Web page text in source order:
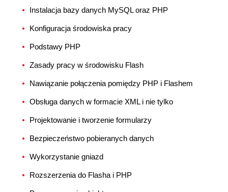
Instalacja bazy danych MySQL oraz PHP
Konfiguracja środowiska pracy
Podstawy PHP
Zasady pracy w środowisku Flash
Nawiązanie połączenia pomiędzy PHP i Flashem
Obsługa danych w formacie XML i nie tylko
Projektowanie i tworzenie formularzy
Bezpieczeństwo pobieranych danych
Wykorzystanie gniazd
Rozszerzenia do Flasha i PHP